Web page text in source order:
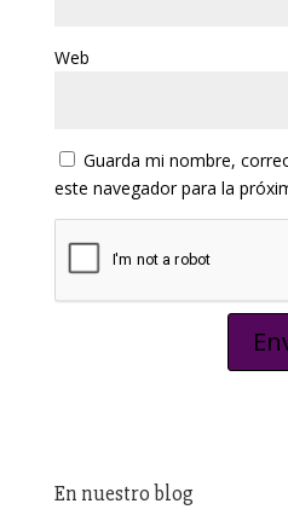
Web
Guarda mi nombre,
este navegador para la
En nuestro blog